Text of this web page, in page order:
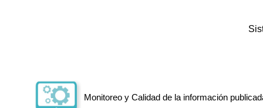
Monitoreo y Calidad de la información